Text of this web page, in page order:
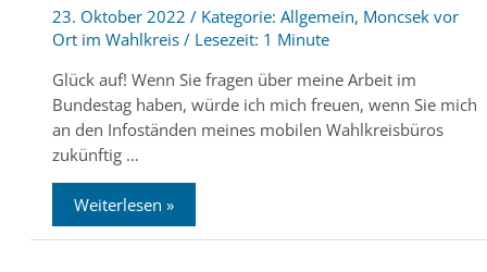
23. Oktober 2022 / Allgemein, Moncsek vor
Ort im Wahlkreis/
1 Minute
Glück auf! Wenn Sie fragen über meine Arbeit im
Bundestag haben, würde ich mich freuen, wenn Sie mich
an den Infoständen meines mobilen Wahlkreisbüros
zukünftig …
Weiterlesen »